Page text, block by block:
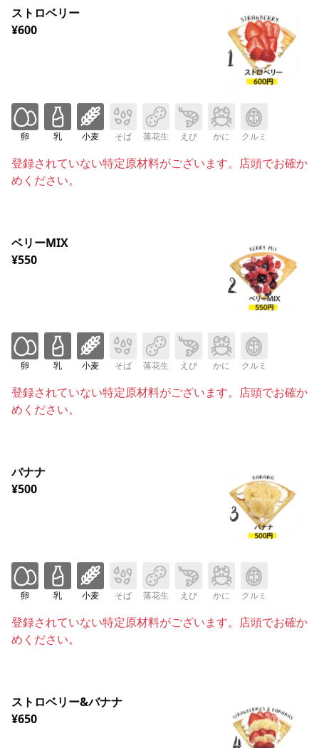
ストロベリー
¥600
卵 乳 小麦 そば 落花生 えび かに クルミ
登録されていない特定原材料がございます。店頭でお確か
めください。
ベリーMIX
¥550
卵 乳 小麦 そば 落花生 えび かに クルミ
登録されていない特定原材料がございます。店頭でお確か
めください。
バナナ
¥500
卵 乳 小麦 そば 落花生 えび かに クルミ
登録されていない特定原材料がございます。店頭でお確か
めください。
ストロベリー&バナナ
¥650